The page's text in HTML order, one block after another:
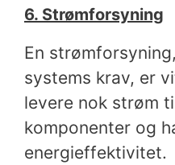
6. Strømforsyning
En
systems krav, er
levere nok strøm
komponenter og
energieffektivitet.